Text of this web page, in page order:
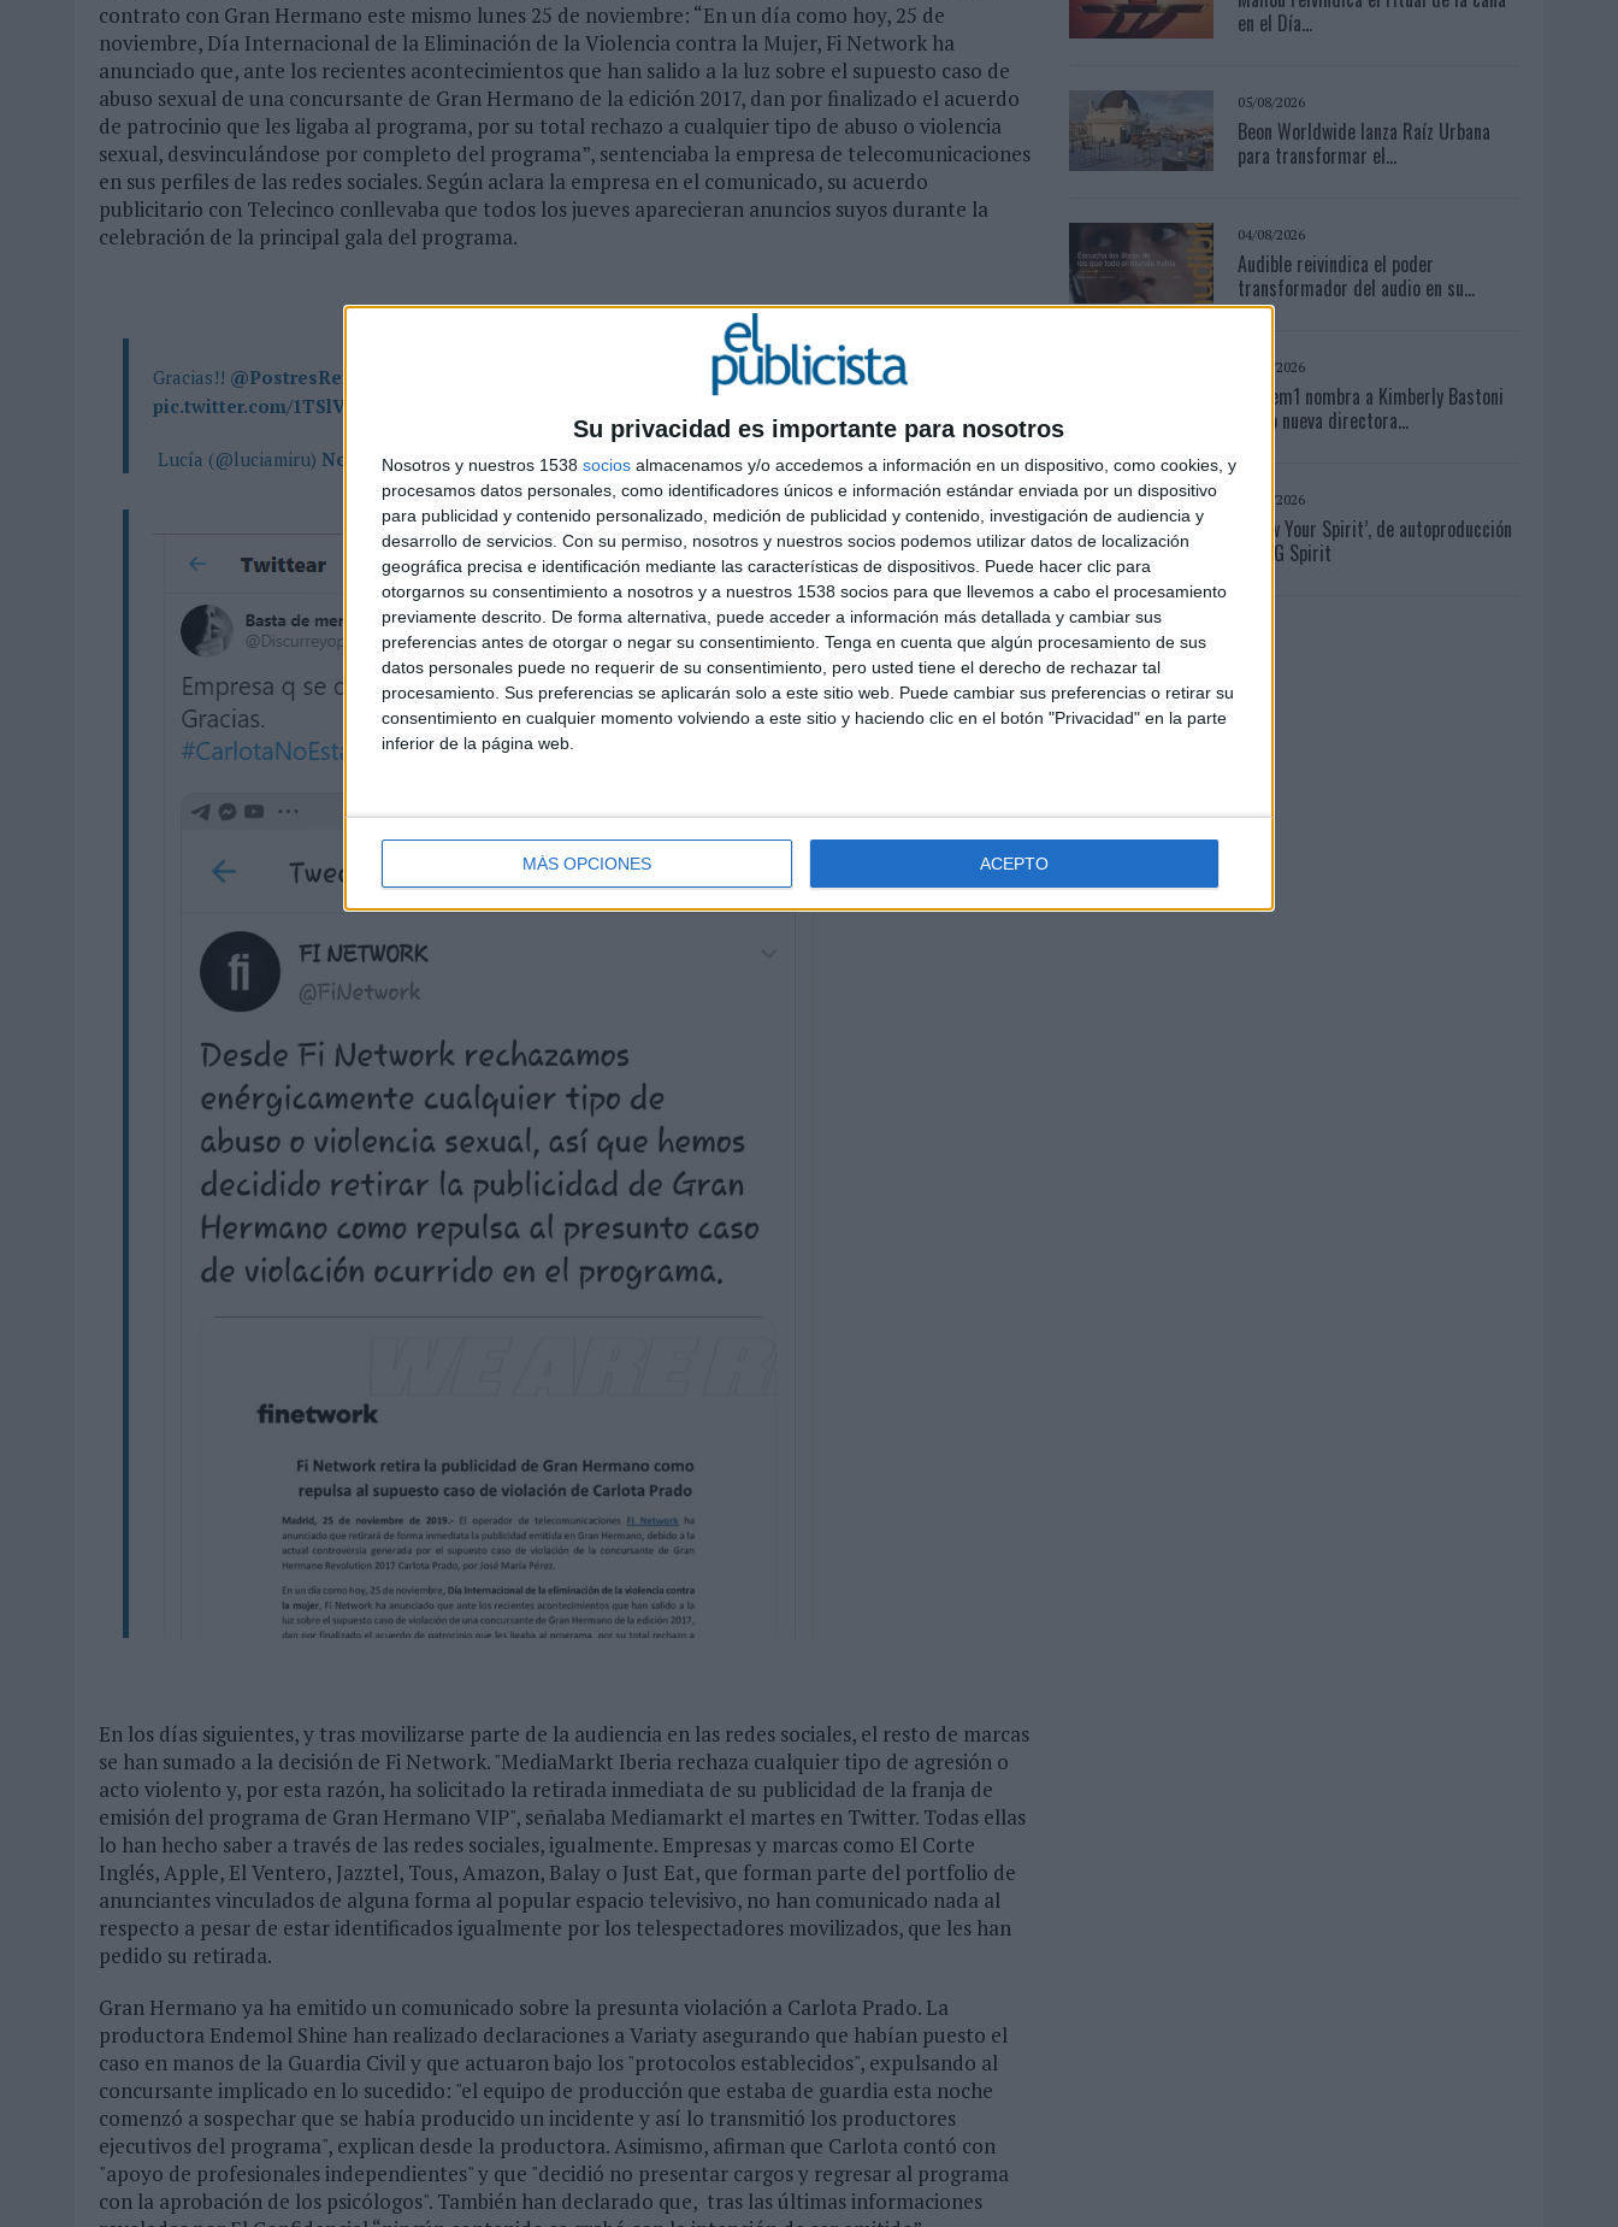
Su privacidad es importante para nosotros
Nosotros y nuestros 1538 socios almacenamos y/o accedemos a información en un dispositivo, como cookies, y
procesamos datos personales, como identificadores únicos e información estándar enviada por un dispositivo
para publicidad y contenido personalizado, medición de publicidad y contenido, investigación de audiencia y
desarrollo de servicios. Con su permiso, nosotros y nuestros socios podemos utilizar datos de localización
geográfica precisa e identificación mediante las características de dispositivos. Puede hacer clic para
otorgarnos su consentimiento a nosotros y a nuestros 1538 socios para que llevemos a cabo el procesamiento
previamente descrito. De forma alternativa, puede acceder a información más detallada y cambiar sus
preferencias antes de otorgar o negar su consentimiento. Tenga en cuenta que algún procesamiento de sus
datos personales puede no requerir de su consentimiento, pero usted tiene el derecho de rechazar tal
procesamiento. Sus preferencias se aplicarán solo a este sitio web. Puede cambiar sus preferencias o retirar su
consentimiento en cualquier momento volviendo a este sitio y haciendo clic en el botón "Privacidad" en la parte
inferior de la página web.
MÁS OPCIONES ACEPTO
contrato con Gran Hermano este mismo lunes 25 de noviembre: “En un día como hoy, 25 de
noviembre, Día Internacional de la Eliminación de la Violencia contra la Mujer, Fi Network ha
anunciado que, ante los recientes acontecimientos que han salido a la luz sobre el supuesto caso de
abuso sexual de una concursante de Gran Hermano de la edición 2017, dan por finalizado el acuerdo
de patrocinio que les ligaba al programa, por su total rechazo a cualquier tipo de abuso o violencia
sexual, desvinculándose por completo del programa”, sentenciaba la empresa de telecomunicaciones
en sus perfiles de las redes sociales. Según aclara la empresa en el comunicado, su acuerdo
publicitario con Telecinco conllevaba que todos los jueves aparecieran anuncios suyos durante la
celebración de la principal gala del programa.
Gracias!! @PostresReina
#HugoEsGH26N
pic.twitter.com/1TSlVAJD3V
 Lucía (@luciamiru) November 26, 2019
En los días siguientes, y tras movilizarse parte de la audiencia en las redes sociales, el resto de marcas
se han sumado a la decisión de Fi Network. "MediaMarkt Iberia rechaza cualquier tipo de agresión o
acto violento y, por esta razón, ha solicitado la retirada inmediata de su publicidad de la franja de
emisión del programa de Gran Hermano VIP", señalaba Mediamarkt el martes en Twitter. Todas ellas
lo han hecho saber a través de las redes sociales, igualmente. Empresas y marcas como El Corte
Inglés, Apple, El Ventero, Jazztel, Tous, Amazon, Balay o Just Eat, que forman parte del portfolio de
anunciantes vinculados de alguna forma al popular espacio televisivo, no han comunicado nada al
respecto a pesar de estar identificados igualmente por los telespectadores movilizados, que les han
pedido su retirada.
Gran Hermano ya ha emitido un comunicado sobre la presunta violación a Carlota Prado. La
productora Endemol Shine han realizado declaraciones a Variaty asegurando que habían puesto el
caso en manos de la Guardia Civil y que actuaron bajo los "protocolos establecidos", expulsando al
concursante implicado en lo sucedido: "el equipo de producción que estaba de guardia esta noche
comenzó a sospechar que se había producido un incidente y así lo transmitió los productores
ejecutivos del programa", explican desde la productora. Asimismo, afirman que Carlota contó con
"apoyo de profesionales independientes" y que "decidió no presentar cargos y regresar al programa
con la aprobación de los psicólogos". También han declarado que, tras las últimas informaciones
en el Día...
05/08/2026
Beon Worldwide lanza Raíz Urbana
para transformar el...
04/08/2026
Audible reivindica el poder
transformador del audio en su...
06/08/2026
System1 nombra a Kimberly Bastoni
como nueva directora...
07/08/2026
‘Show Your Spirit’, de autoproducción
de MG Spirit